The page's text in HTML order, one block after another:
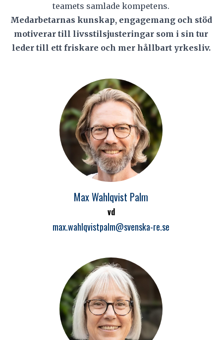
teamets samlade kompetens.
Medarbetarnas kunskap, engagemang och stöd
motiverar till livsstilsjusteringar som i sin tur
leder till ett friskare och mer hållbart yrkesliv.
Max Wahlqvist Palm
vd
max.wahlqvistpalm@svenska-re.se